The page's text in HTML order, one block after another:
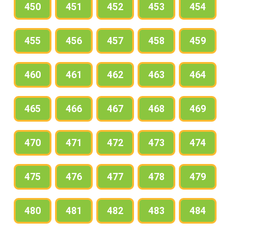
450 451 452 453 454
455 456 457 458 459
460 461 462 463 464
465 466 467 468 469
470 471 472 473 474
475 476 477 478 479
480 481 482 483 484